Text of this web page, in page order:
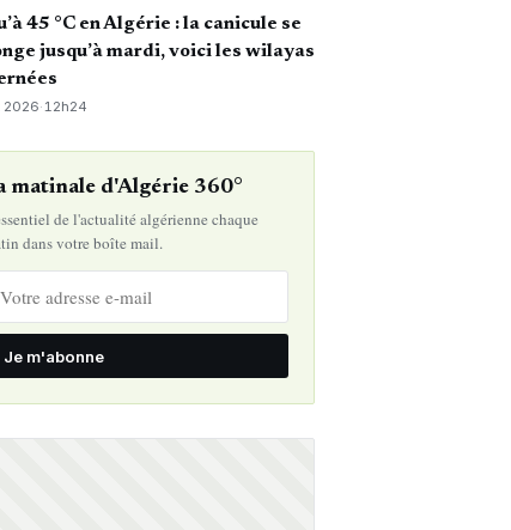
45 °C en Algérie : la canicule se
jusqu’à mardi, voici les wilayas
2026· 12h24
matinale d'Algérie 360°
de l'actualité algérienne chaque
dans votre boîte mail.
Je m'abonne